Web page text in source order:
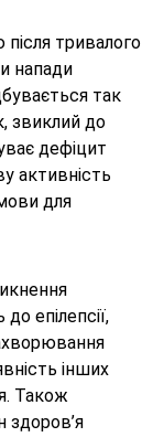
тривалого
напади
так
звиклий до
дефіцит
активність
для
епілепсії,
інших
Також
здоров’я